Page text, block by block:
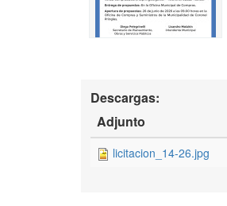
Descargas:
Adjunto
licitacion_14-26.jpg